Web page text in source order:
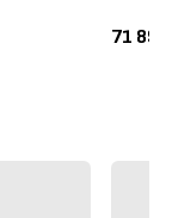
71